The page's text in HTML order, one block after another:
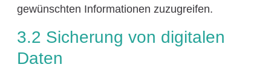
gewünschten Informationen zuzugreifen.
3.2 Sicherung von digitalen
Daten